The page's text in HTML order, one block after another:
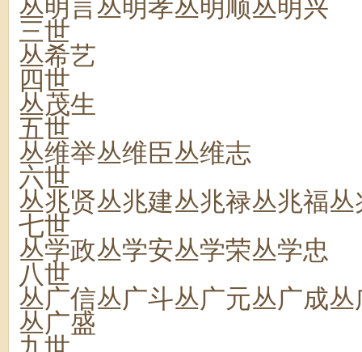
丛明言丛明孝丛明顺丛明兴
三世
丛希艺
四世
丛茂生
五世
丛维举丛维臣丛维志
六世
丛兆贤丛兆建丛兆禄丛兆福丛
七世
丛学政丛学安丛学荣丛学忠
八世
丛广信丛广斗丛广元丛广成
丛广盛